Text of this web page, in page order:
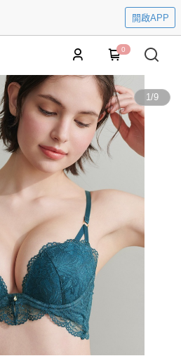
開啟APP
0
1/9